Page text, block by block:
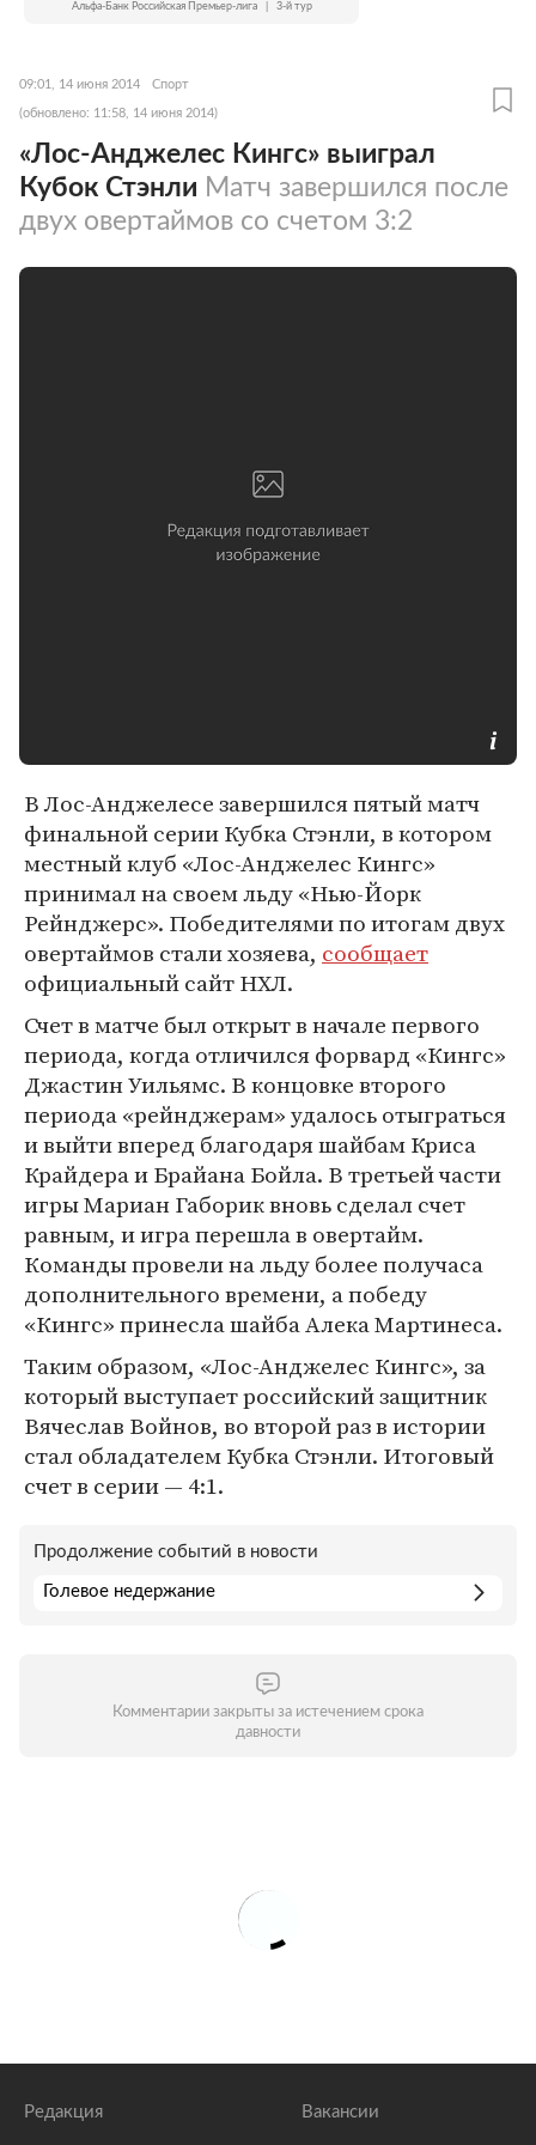
Альфа-Банк Российская Премьер-лига 3-й тур
09:01, 14 июня 2014 Спорт
(обновлено: 11:58, 14 июня 2014)
«Лос-Анджелес Кингс» выиграл
Кубок Стэнли Матч завершился после
двух овертаймов со счетом 3:2
В Лос-Анджелесе завершился пятый матч
финальной серии Кубка Стэнли, в котором
местный клуб «Лос-Анджелес Кингс»
принимал на своем льду «Нью-Йорк
Рейнджерс». Победителями по итогам двух
овертаймов стали хозяева, сообщает
официальный сайт НХЛ.
Счет в матче был открыт в начале первого
периода, когда отличился форвард «Кингс»
Джастин Уильямс. В концовке второго
периода «рейнджерам» удалось отыграться
и выйти вперед благодаря шайбам Криса
Крайдера и Брайана Бойла. В третьей части
игры Мариан Габорик вновь сделал счет
равным, и игра перешла в овертайм.
Команды провели на льду более получаса
дополнительного времени, а победу
«Кингс» принесла шайба Алека Мартинеса.
Таким образом, «Лос-Анджелес Кингс», за
который выступает российский защитник
Вячеслав Войнов, во второй раз в истории
стал обладателем Кубка Стэнли. Итоговый
счет в серии — 4:1.
Продолжение событий в новости
Голевое недержание
Комментарии закрыты за истечением срока
давности
Редакция Вакансии